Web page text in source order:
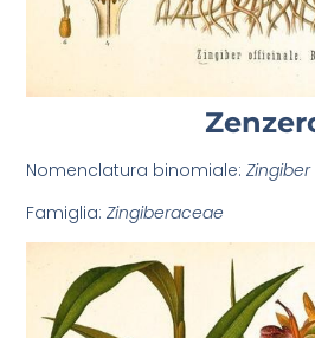
Nomenclatura binomiale:
Famiglia:Zingiberaceae